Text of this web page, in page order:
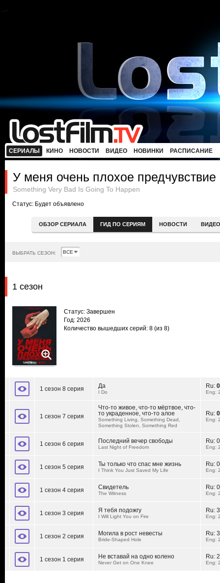
СЕРИАЛЫ КИНО НОВОСТИ ВИДЕО НОВИНКИ РАСПИСАНИЕ
У меня очень плохое предчувствие
Something Very Bad Is Going To Happen
Статус: Будет объявлено
ОБЗОР СЕРИАЛА ГИД ПО СЕРИЯМ НОВОСТИ ВИДЕО
ВЫБРАТЬ СЕЗОН:
1 сезон
Статус: Завершен
Год: 2026
Количество вышедших серий: 8 (из 8)
1 сезон 8 серия Да
I Do
Ru:
Eng:
1 сезон 7 серия
Что-то живое, что-то мёртвое, что-
то украденное, что-то алое
Something Living, Something Dead,
Something Stolen, Something Red
Ru:
Eng:
1 сезон 6 серия Последний вечер свободы
Last Night of Freedom
Ru:
Eng:
1 сезон 5 серия Ты только что спас мне жизнь
I Think You Just Saved My Life
Ru:
Eng:
1 сезон 4 серия Свидетель
The Witness
Ru:
Eng:
1 сезон 3 серия Я тебя подожгу
I Will Light You on Fire
Ru:
Eng:
1 сезон 2 серия Могила в рост невесты
Bride-Shaped Hole
Ru:
Eng:
1 сезон 1 серия Не вставай на одно колено
Never Get on One Knee
Ru:
Eng: